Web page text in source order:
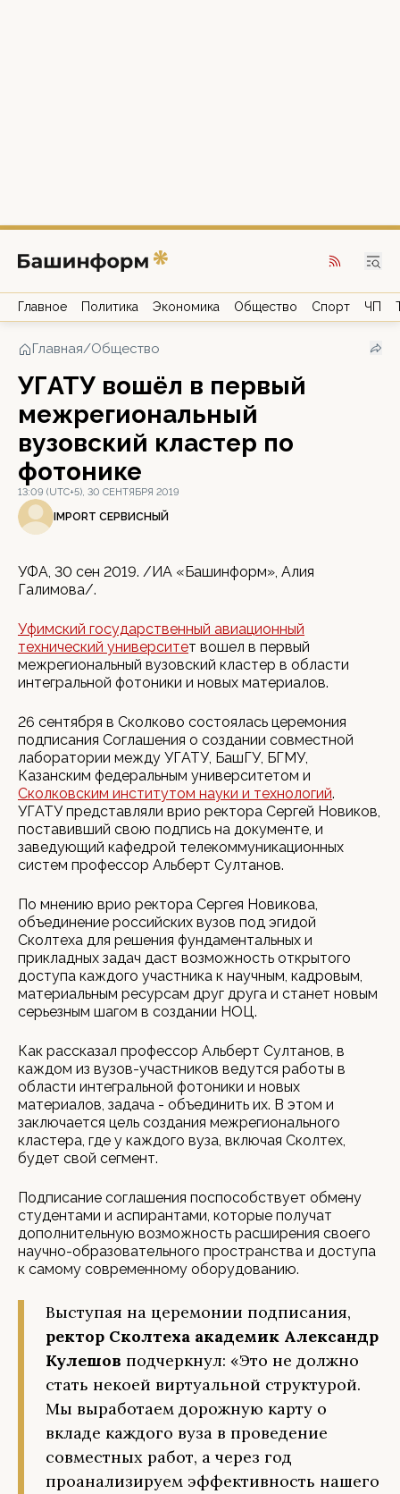
Главное Политика Экономика Общество Спорт ЧП
Главная/Общество
УГАТУ вошёл в первый
межрегиональный
вузовский кластер по
фотонике
13:09 (UTC+5), 30 СЕНТЯБРЯ 2019
IMPORT СЕРВИСНЫЙ
УФА, 30 сен 2019. /ИА «Башинформ», Алия
Галимова/.
Уфимский государственный авиационный
технический университет вошел в первый
межрегиональный вузовский кластер в области
интегральной фотоники и новых материалов.
26 сентября в Сколково состоялась церемония
подписания Соглашения о создании совместной
лаборатории между УГАТУ, БашГУ, БГМУ,
Казанским федеральным университетом и
Сколковским институтом науки и технологий.
УГАТУ представляли врио ректора Сергей Новиков,
поставивший свою подпись на документе, и
заведующий кафедрой телекоммуникационных
систем профессор Альберт Султанов.
По мнению врио ректора Сергея Новикова,
объединение российских вузов под эгидой
Сколтеха для решения фундаментальных и
прикладных задач даст возможность открытого
доступа каждого участника к научным, кадровым,
материальным ресурсам друг друга и станет новым
серьезным шагом в создании НОЦ.
Как рассказал профессор Альберт Султанов, в
каждом из вузов-участников ведутся работы в
области интегральной фотоники и новых
материалов, задача - объединить их. В этом и
заключается цель создания межрегионального
кластера, где у каждого вуза, включая Сколтех,
будет свой сегмент.
Подписание соглашения поспособствует обмену
студентами и аспирантами, которые получат
дополнительную возможность расширения своего
научно-образовательного пространства и доступа
к самому современному оборудованию.
Выступая на церемонии подписания,
ректор Сколтеха академик Александр
Кулешов подчеркнул: «Это не должно
стать некоей виртуальной структурой.
Мы выработаем дорожную карту о
вкладе каждого вуза в проведение
совместных работ, а через год
проанализируем эффективность нашего